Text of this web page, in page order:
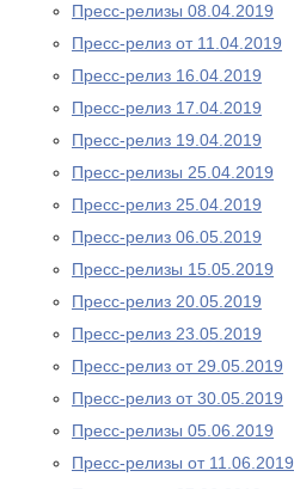
Пресс-релизы 08.04.2019
Пресс-релиз от 11.04.2019
Пресс-релиз 16.04.2019
Пресс-релиз 17.04.2019
Пресс-релиз 19.04.2019
Пресс-релизы 25.04.2019
Пресс-релиз 25.04.2019
Пресс-релиз 06.05.2019
Пресс-релизы 15.05.2019
Пресс-релиз 20.05.2019
Пресс-релиз 23.05.2019
Пресс-релиз от 29.05.2019
Пресс-релиз от 30.05.2019
Пресс-релизы 05.06.2019
Пресс-релизы от 11.06.2019